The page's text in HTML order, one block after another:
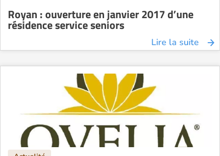
Royan : ouverture en janvier 2017 d’une
résidence service seniors
Lire la suite